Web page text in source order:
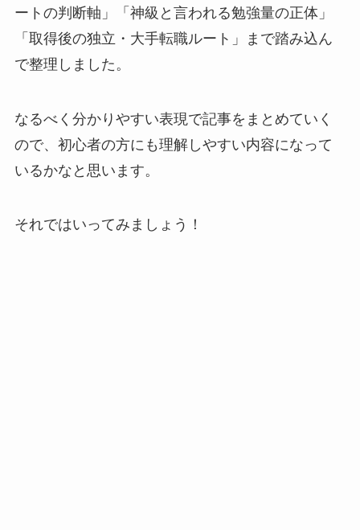
ートの判断軸」「神級と言われる勉強量の正体」
「取得後の独立・大手転職ルート」まで踏み込ん
で整理しました。
なるべく分かりやすい表現で記事をまとめていく
ので、初心者の方にも理解しやすい内容になって
いるかなと思います。
それではいってみましょう！